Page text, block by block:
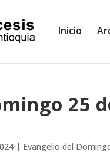
Inicio
25
| Evangelio del